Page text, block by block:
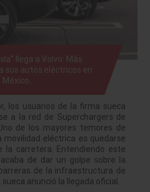
llega a Volvo: Más
sus autos eléctricos en
México.
los usuarios de la firma sueca
a la red de Superchargers de
de los mayores temores de
movilidad eléctrica es quedarse
la carretera. Entendiendo este
de dar un golpe sobre la
de la infraestructura de
anunció la llegada oficial…